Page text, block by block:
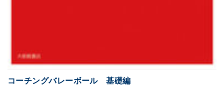
コーチングバレーボール 基礎編